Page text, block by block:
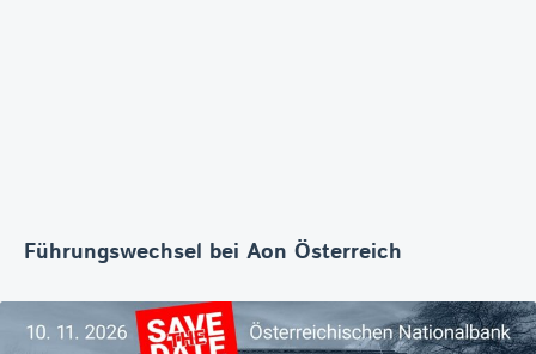
Führungswechsel bei Aon Österreich